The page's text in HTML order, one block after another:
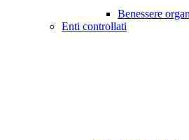
Benessere
Enti controllati